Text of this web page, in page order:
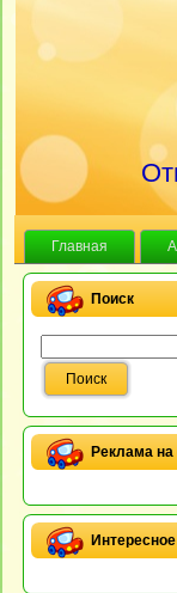
Главная
Поиск
Реклама на
Интересное